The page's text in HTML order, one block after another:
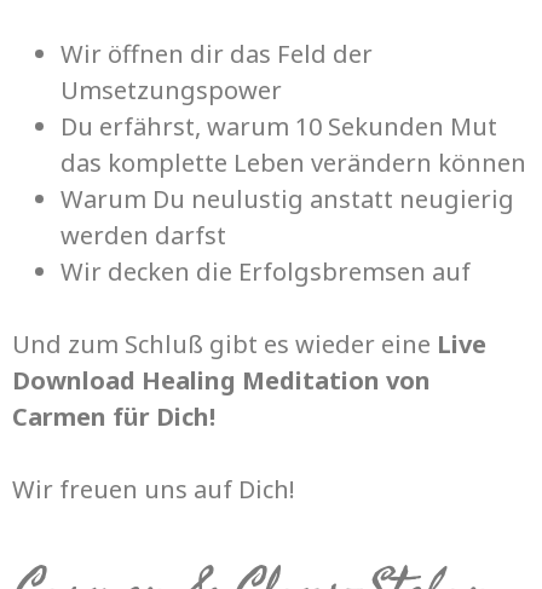
Wir öffnen dir das Feld der
Umsetzungspower
Du erfährst, warum 10 Sekunden Mut
das komplette Leben verändern können
Warum Du neulustig anstatt neugierig
werden darfst
Wir decken die Erfolgsbremsen auf
Und zum Schluß gibt es wieder eine Live
Download Healing Meditation von
Carmen für Dich!
Wir freuen uns auf Dich!